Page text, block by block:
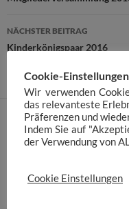
NÄCHSTER BEITRAG
Kinderkönigspaar 2016
Cookie-Einstellungen
Wir verwenden
das relevanteste
Präferenzen und
Indem Sie auf
der Verwendung von
Cookie Einstellungen